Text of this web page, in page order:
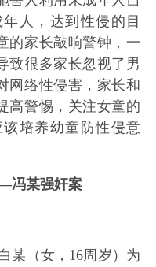
人，达到性侵的目
的家长敲响警钟，一
致很多家长忽视了男
网络性侵害，家长和
高警惕，关注女童的
培养幼童防性侵意
冯某强奸案
某（女，16周岁）为